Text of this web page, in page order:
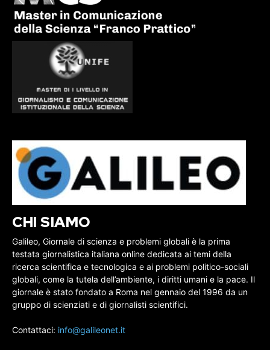
CHI SIAMO
Galileo, Giornale di scienza e problemi globali è la prima
testata giornalistica italiana online dedicata ai temi della
ricerca scientifica e tecnologica e ai problemi politico-sociali
globali, come la tutela dell’ambiente, i diritti umani e la pace. Il
giornale è stato fondato a Roma nel gennaio del 1996 da un
gruppo di scienziati e di giornalisti scientifici.
Contattaci: info@galileonet.it